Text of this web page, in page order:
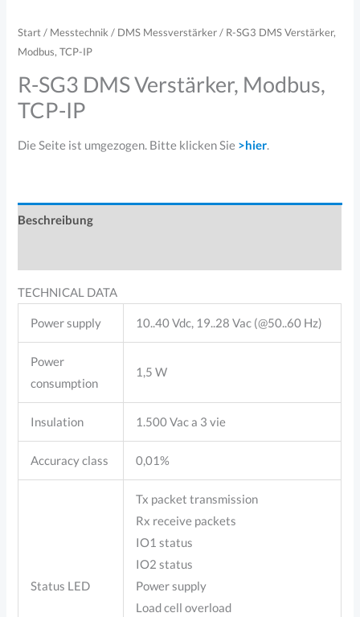
Start / Messtechnik / DMS Messverstärker/ R-SG3 DMS Verstärker,
Modbus, TCP-IP
R-SG3 DMS Verstärker, Modbus,
TCP-IP
Die Seite ist umgezogen. Bitte klicken Sie >hier.
Beschreibung
TECHNICAL DATA
Power supply 10..40 Vdc, 19..28 Vac (@50..60 Hz)
Power
consumption
1,5 W
Insulation 1.500 Vac a 3 vie
Accuracy class 0,01%
Status LED
Tx packet transmission
Rx receive packets
IO1 status
IO2 status
Power supply
Load cell overload